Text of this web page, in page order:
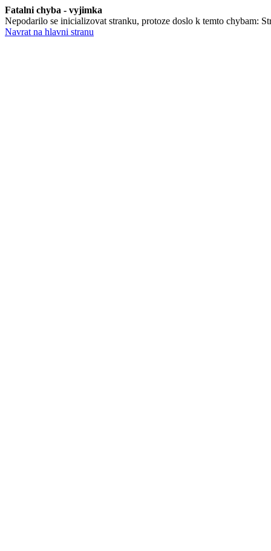
Fatalni chyba - vyjimka
Nepodarilo se inicializovat stranku, protoze doslo k temto chybam:
Navrat na hlavni stranu